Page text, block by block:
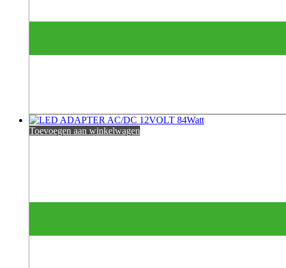
Toevoegen aan winkelwagen